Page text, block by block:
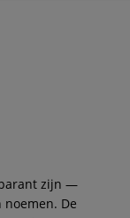
zijn —
De